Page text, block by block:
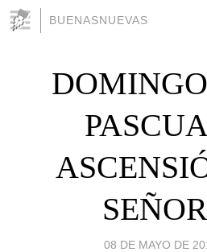
BUENASNUEVAS
08 DE MAYO DE